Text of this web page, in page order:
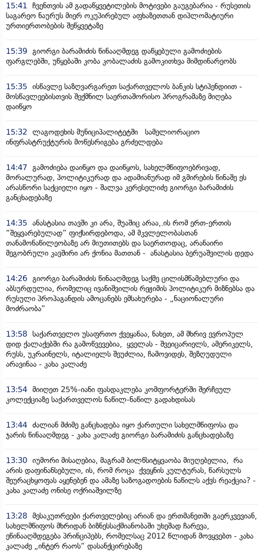
15:41
ჩვენთვის ამ გადაწყვეტილების მოტივები გაუგებარია - რუსეთის
საგარეო ნაურუს მიერ ოკუპირებულ აფხაზეთთან დიპლომატიური
ურთიერთობების შეწყვეტაზე
15:39 გიორგი ბარამიძის წინააღმდეგ დაწყებული გამოძიების
ფარგლებში, უწყებაში კობა კობალაძის გამოკითხვა მიმდინარეობს
15:35 ისწავლე საზღვარგარეთ საქართველოს ბანკის სტიპენდიით -
მოსწავლეებისთვის შექმნილ საერთაშორისო პროგრამაზე მიღება
დაიწყო
15:32
ლაგოდეხის მუნიციპალიტეტში სამელიორაციო
ინფრასტრუქტურის მოწესრიგება გრძელდება
14:47 გამოძიება დაიწყო და დაიწყოს, სახელმწიფოებრივად,
მორალურად, პოლიტიკურად და ადამიანურად იმ გმირების წინაშე ეს
არასწორი საქციელი იყო - შალვა კერესელიძე გიორგი ბარამიძის
განცხადებაზე
14:35 ანასტასია თავში კი არა, შუაშიც არაა,.ის რომ ერთ-ერთის
“შეყვარებულად” ფიქსირდებოდა, ამ მკვლელობასთან
თანამონაწილეობაზე არ მიუთითებს და საერთოდაც, არანაირი
მეგობრული კავშირი არ ქონია მათთან - ანასტასია ბერუაშვილის დედა
14:26 გიორგი ბარამიძის წინააღმდეგ საქმე ცილისმწამებლური და
აბსურდულია, რომელიც ივანიშვილის რეჟიმის პოლიტიკურ მიზნებსა და
რუსული პროპაგანდის ამოცანებს ემსახურება - „ნაციონალური
მოძრაობა”
13:58 საქართველო უსაფრთო ქვეყანაა, ნახეთ, ამ მხრივ ევროპულ
დიდ ქალაქებში რა გამოწვევებია, ყველას - შვეიცარიელს, ამერიკელს,
რუსს, უკრაინელს, იტალიელს შეუძლია, ჩამოვიდეს, შეზღუდული
არავინაა - კახა კალაძე
13:54 მიიღეთ 25%-იანი ფასდაკლება კომფორტერში შერჩეულ
კოლექციაზე საქართველოს ნაწილ-ნაწილ გადახდისას
13:44 ძალიან მძიმე განცხადება იყო ქართული სახელმწიფოსა და
ჯარის წინააღმდეგ - კახა კალაძე გიორგი ბარამიძის განცხადებაზე
13:30 იუმორი მისაღებია, მაგრამ ბილწსიტყვაობა მიუღებელია, რა
არის დაფინანსებული, ის, რომ როცა ქვეყნის კულტურას, წარსულს
შეურაცხყოფას აყენებენ და ამაზე საზოგადოების ნაწილს აქვს რეაქცია? -
კახა კალაძე ონისე ოქრიაშვილზე
13:28 მესაკუთრეები ქართველებიც არიან და ერთმანეთში გაერკვევიან,
სახელმწიფოს მხრიდან ბიზნესსაქმიანობაში უხეშად ჩარევა,
ეწინააღმდეგება პრინციპებს, რომელსაც 2012 წლიდან მოვყვებთ - კახა
კალაძე „ინტერ რაოს“ დასანქცირებაზე